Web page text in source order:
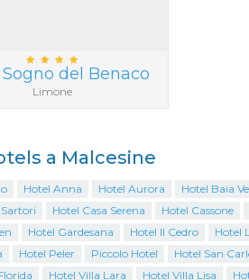
del Benaco
Limone
a Malcesine
Hotel Anna Hotel Aurora Hotel Baia
Hotel Casa Serena Hotel Cassone
Hotel Gardesana Hotel Il Cedro Hotel
Hotel Peler Piccolo Hotel Hotel San
Hotel Villa Lara Hotel Villa Lisa